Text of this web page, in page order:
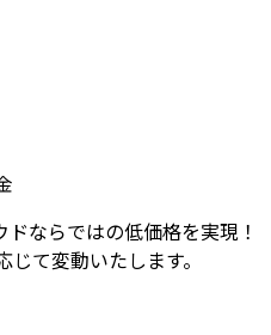
ドならではの低価格を実現！
て変動いたします。